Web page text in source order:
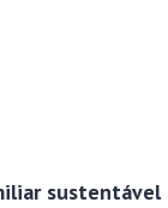
sustentável